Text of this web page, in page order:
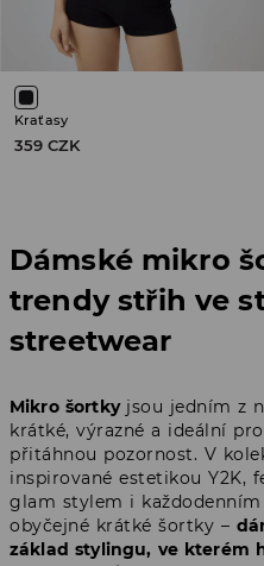
Kraťasy
359 CZK
Dámské mikro
trendy střih ve
streetwear
Mikro šortkyjsou jedním z
krátké, výrazné a ideální
přitáhnou pozornost. V
inspirované estetikou Y2K,
glam stylem i
obyčejné krátké šortky –
základ stylingu, ve kterém